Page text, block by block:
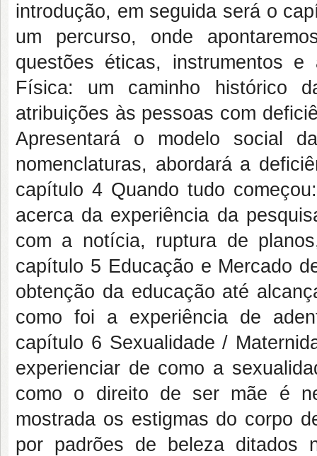
introdução, em seguida será o
um percurso, onde
questões éticas, instrumentos
Física: um caminho histórico
atribuições às pessoas com
Apresentará o modelo social
nomenclaturas, abordará a
capítulo 4 Quando tudo
acerca da experiência da
com a notícia, ruptura de
capítulo 5 Educação e Mercado
obtenção da educação até
como foi a experiência de
capítulo 6 Sexualidade /
experienciar de como a
como o direito de ser mãe é
mostrada os estigmas do corpo
por padrões de beleza ditados